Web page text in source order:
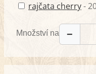
rajčata cherry-
Množství na −